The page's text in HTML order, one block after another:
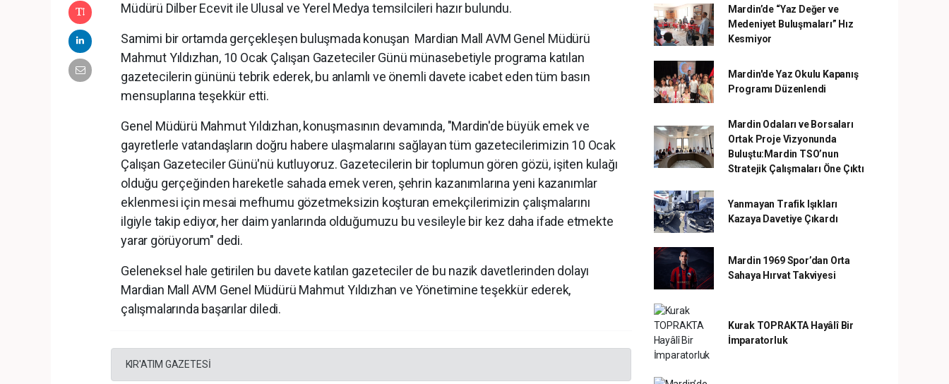
Müdürü Dilber Ecevit ile Ulusal ve Yerel Medya temsilcileri hazır bulundu.
Samimi bir ortamda gerçekleşen buluşmada konuşan Mardian Mall AVM Genel Müdürü
Mahmut Yıldızhan, 10 Ocak Çalışan Gazeteciler Günü münasebetiyle programa katılan
gazetecilerin gününü tebrik ederek, bu anlamlı ve önemli davete icabet eden tüm basın
mensuplarına teşekkür etti.
Genel Müdürü Mahmut Yıldızhan, konuşmasının devamında, "Mardin'de büyük emek ve
gayretlerle vatandaşların doğru habere ulaşmalarını sağlayan tüm gazetecilerimizin 10 Ocak
Çalışan Gazeteciler Günü'nü kutluyoruz. Gazetecilerin bir toplumun gören gözü, işiten kulağı
olduğu gerçeğinden hareketle sahada emek veren, şehrin kazanımlarına yeni kazanımlar
eklenmesi için mesai mefhumu gözetmeksizin koşturan emekçilerimizin çalışmalarını
ilgiyle takip ediyor, her daim yanlarında olduğumuzu bu vesileyle bir kez daha ifade etmekte
yarar görüyorum" dedi.
Geleneksel hale getirilen bu davete katılan gazeteciler de bu nazik davetlerinden dolayı
Mardian Mall AVM Genel Müdürü Mahmut Yıldızhan ve Yönetimine teşekkür ederek,
çalışmalarında başarılar diledi.
KIR'ATIM GAZETESİ
Mardin’de “Yaz Değer ve
Medeniyet Buluşmaları” Hız
Kesmiyor
Mardin'de Yaz Okulu Kapanış
Programı Düzenlendi
Mardin Odaları ve Borsaları
Ortak Proje Vizyonunda
Buluştu:Mardin TSO’nun
Stratejik Çalışmaları Öne Çıktı
Yanmayan Trafik Işıkları
Kazaya Davetiye Çıkardı
Mardin 1969 Spor’dan Orta
Sahaya Hırvat Takviyesi
Kurak TOPRAKTA Hayâlî Bir
İmparatorluk